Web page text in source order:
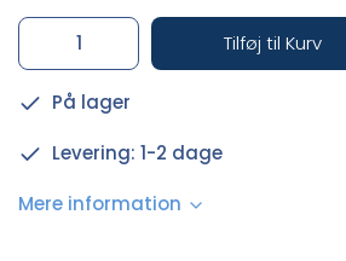
Tilføj til Kurv
På lager
Levering: 1-2 dage
Mere information